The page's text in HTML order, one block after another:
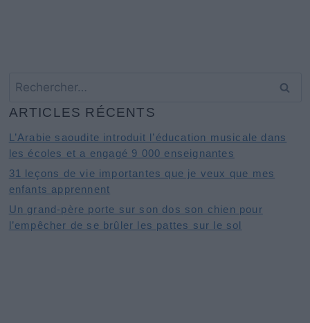
Rechercher :
ARTICLES RÉCENTS
L’Arabie saoudite introduit l’éducation musicale dans
les écoles et a engagé 9 000 enseignantes
31 leçons de vie importantes que je veux que mes
enfants apprennent
Un grand-père porte sur son dos son chien pour
l’empêcher de se brûler les pattes sur le sol